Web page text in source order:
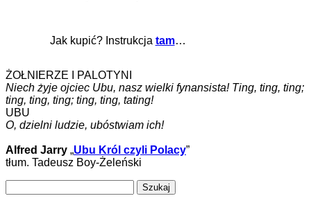
Jak kupić? Instrukcja tam…
ŻOŁNIERZE I PALOTYNI
Niech żyje ojciec Ubu, nasz wielki fynansista! Ting, ting, ting;
ting, ting, ting; ting, ting, tating!
UBU
O, dzielni ludzie, ubóstwiam ich!
Alfred Jarry „Ubu Król czyli Polacy”
tłum. Tadeusz Boy-Żeleński